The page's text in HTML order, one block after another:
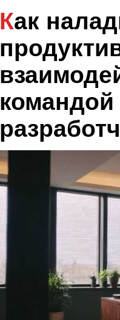
Как наладить
командой